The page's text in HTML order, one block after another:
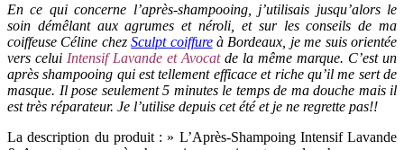
En ce qui concerne l’après-shampooing, j’utilisais jusqu’alors le
soin démêlant aux agrumes et néroli, et sur les conseils de ma
coiffeuse Céline chezSculpt coiffureà Bordeaux, je me suis orientée
vers celui Intensif Lavande et Avocatde la même marque. C’est un
après shampooing qui est tellement efficace et riche qu’il me sert de
masque. Il pose seulement 5 minutes le temps de ma douche mais il
est très réparateur. Je l’utilise depuis cet été et je ne regrette pas!!
La description du produit : » L’Après-Shampoing Intensif Lavande